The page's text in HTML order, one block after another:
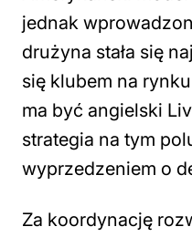
jednak
drużyna stała się
się klubem na
ma być angielski
strategia na tym
wyprzedzeniem o
Za koordynację